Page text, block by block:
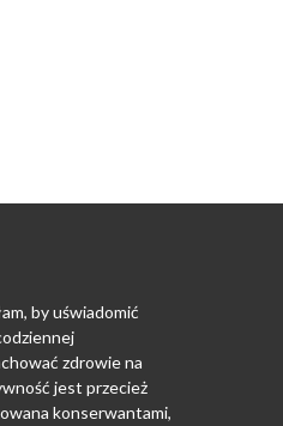
by uświadomić
zdrowie na
jest przecież
konserwantami,